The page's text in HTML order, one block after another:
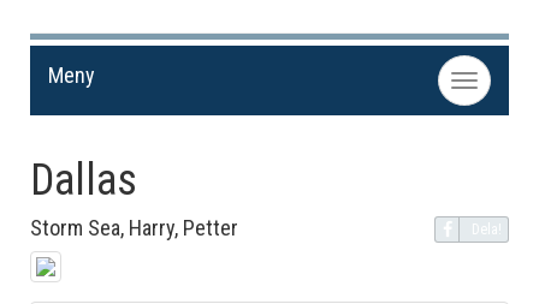
Toggle
navigation
Meny
Dallas
Storm Sea, Harry, Petter Dela!